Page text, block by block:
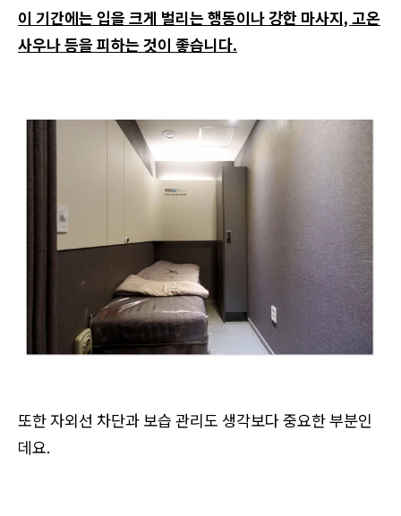
이 기간에는 입을 크게 벌리는 행동이나 강한 마사지, 고온
사우나 등을 피하는 것이 좋습니다.
또한 자외선 차단과 보습 관리도 생각보다 중요한 부분인
데요.